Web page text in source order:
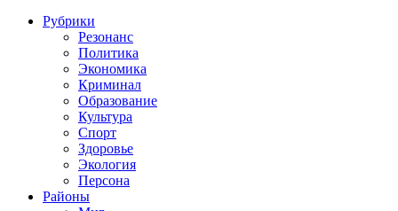
Рубрики
Резонанс
Политика
Экономика
Криминал
Образование
Культура
Спорт
Здоровье
Экология
Персона
Районы